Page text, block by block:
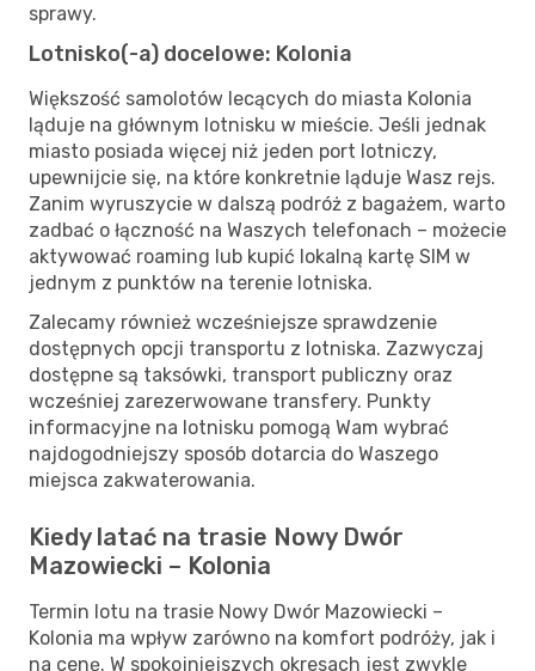
sprawy.
Lotnisko(-a) docelowe: Kolonia
Większość samolotów lecących do miasta Kolonia
ląduje na głównym lotnisku w mieście. Jeśli jednak
miasto posiada więcej niż jeden port lotniczy,
upewnijcie się, na które konkretnie ląduje Wasz rejs.
Zanim wyruszycie w dalszą podróż z bagażem, warto
zadbać o łączność na Waszych telefonach – możecie
aktywować roaming lub kupić lokalną kartę SIM w
jednym z punktów na terenie lotniska.
Zalecamy również wcześniejsze sprawdzenie
dostępnych opcji transportu z lotniska. Zazwyczaj
dostępne są taksówki, transport publiczny oraz
wcześniej zarezerwowane transfery. Punkty
informacyjne na lotnisku pomogą Wam wybrać
najdogodniejszy sposób dotarcia do Waszego
miejsca zakwaterowania.
Kiedy latać na trasie Nowy Dwór
Mazowiecki – Kolonia
Termin lotu na trasie Nowy Dwór Mazowiecki –
Kolonia ma wpływ zarówno na komfort podróży, jak i
na cenę. W spokojniejszych okresach jest zwykle